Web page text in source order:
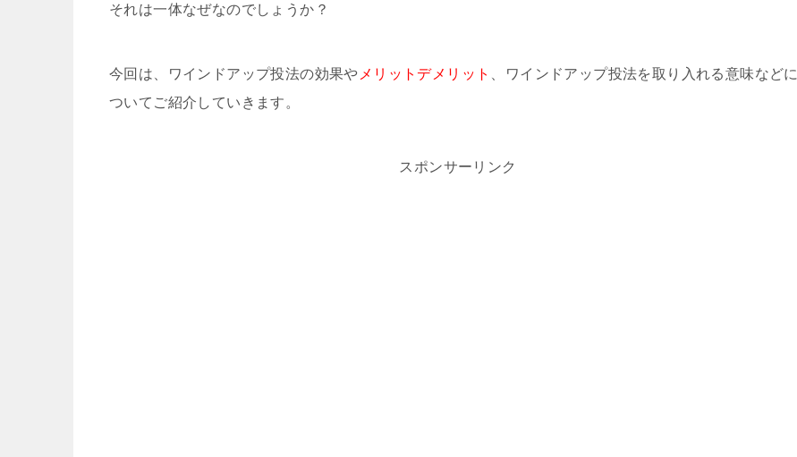
それは一体なぜなのでしょうか？
今回は、ワインドアップ投法の効果や メリットデメリット
、ワインドアップ投法を取り入れる意味などに
ついてご紹介していきます。
スポンサーリンク